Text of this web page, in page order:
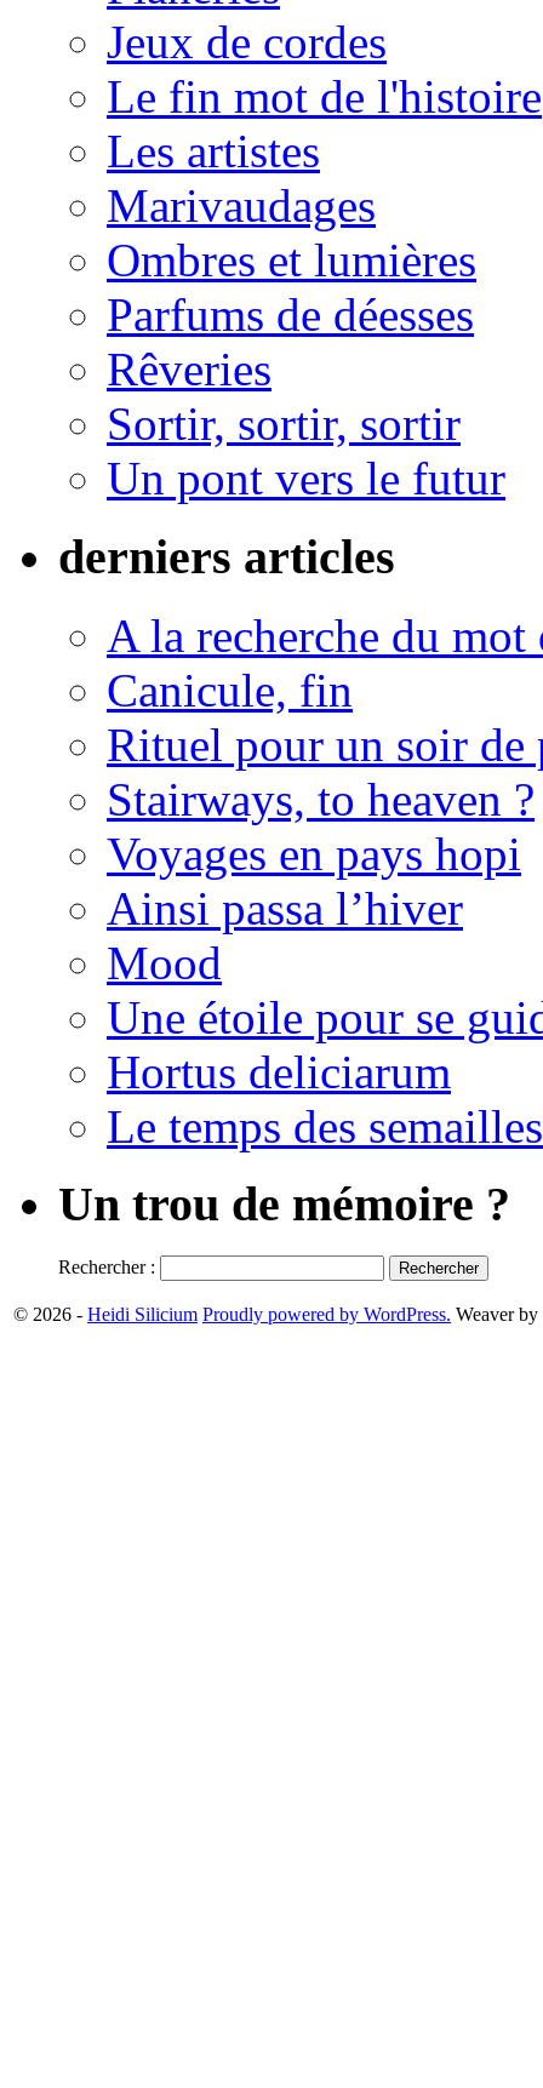
Jeux de cordes
Le fin mot de l'histoire
Les artistes
Marivaudages
Ombres et lumières
Parfums de déesses
Rêveries
Sortir, sortir, sortir
Un pont vers le futur
derniers articles
A la recherche du mot
Canicule, fin
Rituel pour un soir de
Stairways, to heaven ?
Voyages en pays hopi
Ainsi passa l’hiver
Mood
Une étoile pour se
Hortus deliciarum
Le temps des semailles
Un trou de mémoire ?
Rechercher :
© 2026 - Heidi Silicium Proudly powered by WordPress. Weaver